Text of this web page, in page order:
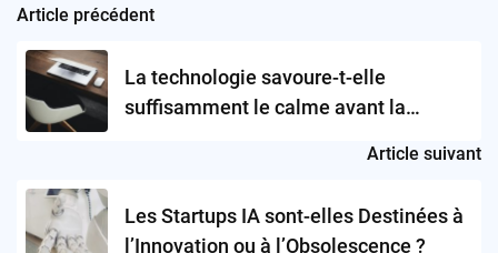
Post
navigation
Article précédent
La technologie savoure-t-elle
suffisamment le calme avant la
Article suivant
Les Startups IA sont-elles Destinées à
l’Innovation ou à l’Obsolescence ?